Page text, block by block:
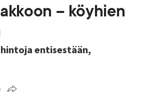
– köyhien
entisestään,